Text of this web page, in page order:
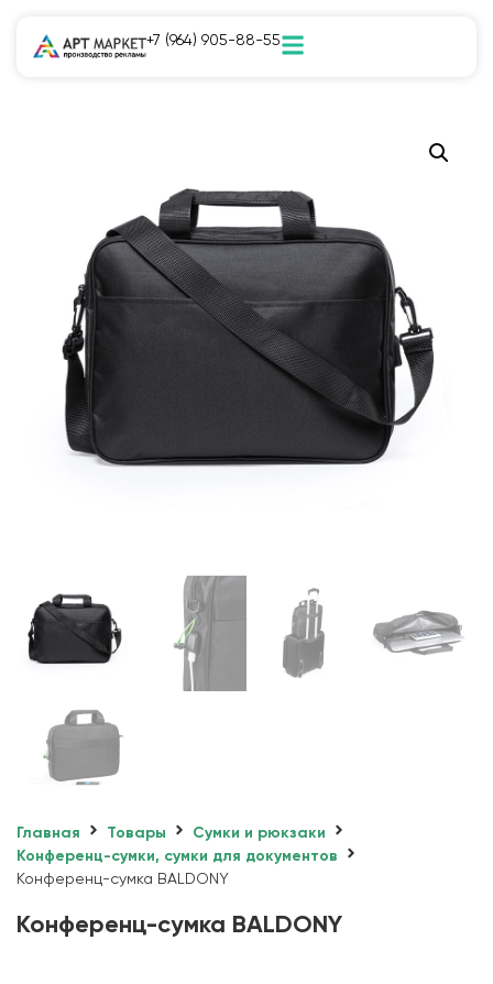
+7 (964) 905-88-55
Главная Товары
Сумки и рюкзаки
Конференц-сумки, сумки для документов
Конференц-сумка BALDONY
Конференц-сумка BALDONY